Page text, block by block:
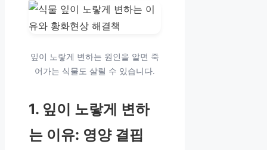
잎이 노랗게 변하는 원인을 알면 죽
어가는 식물도 살릴 수 있습니다.
1. 잎이 노랗게 변하
는 이유: 영양 결핍